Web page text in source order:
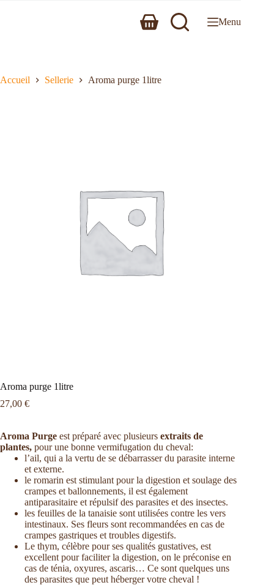
Menu
Accueil Sellerie Aroma purge 1litre
Aroma purge 1litre
27,00 €
Aroma Purge est préparé avec plusieurs extraits de
plantes, pour une bonne vermifugation du cheval:
l’ail, qui a la vertu de se débarrasser du parasite interne
et externe.
le romarin est stimulant pour la digestion et soulage des
crampes et ballonnements, il est également
antiparasitaire et répulsif des parasites et des insectes.
les feuilles de la tanaisie sont utilisées contre les vers
intestinaux. Ses fleurs sont recommandées en cas de
crampes gastriques et troubles digestifs.
Le thym, célèbre pour ses qualités gustatives, est
excellent pour faciliter la digestion, on le préconise en
cas de ténia, oxyures, ascaris… Ce sont quelques uns
des parasites que peut héberger votre cheval !